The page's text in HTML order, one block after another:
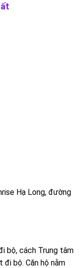
Hạ Long, đường
bộ, cách Trung tâm
đi bộ. Căn hộ nằm